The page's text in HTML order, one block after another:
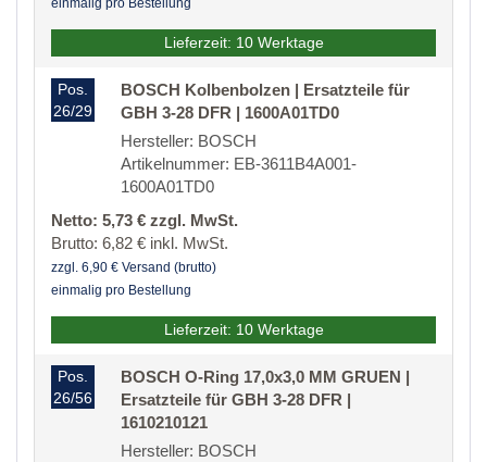
einmalig pro Bestellung
Lieferzeit: 10 Werktage
Pos.
26/29
BOSCH Kolbenbolzen | Ersatzteile für
GBH 3-28 DFR | 1600A01TD0
Hersteller: BOSCH
Artikelnummer: EB-3611B4A001-
1600A01TD0
Netto: 5,73 € zzgl. MwSt.
Brutto: 6,82 € inkl. MwSt.
zzgl. 6,90 € Versand (brutto)
einmalig pro Bestellung
Lieferzeit: 10 Werktage
Pos.
26/56
BOSCH O-Ring 17,0x3,0 MM GRUEN |
Ersatzteile für GBH 3-28 DFR |
1610210121
Hersteller: BOSCH